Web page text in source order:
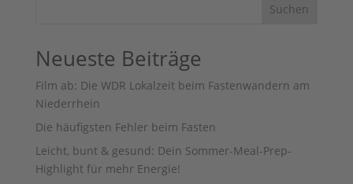
Suchen
Neueste Beiträge
Film ab: Die WDR Lokalzeit beim Fastenwandern am
Niederrhein
Die häufigsten Fehler beim Fasten
Leicht, bunt & gesund: Dein Sommer-Meal-Prep-
Highlight für mehr Energie!